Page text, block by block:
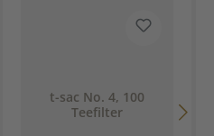
t-sac No. 4, 100
Teefilter